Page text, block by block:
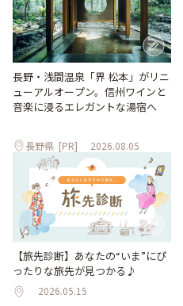
長野・浅間温泉「界 松本」がリニ
ューアルオープン。信州ワインと
音楽に浸るエレガントな湯宿へ
長野県 [PR] 2026.08.05
【旅先診断】あなたの“いま”にぴ
ったりな旅先が見つかる♪
2026.05.15